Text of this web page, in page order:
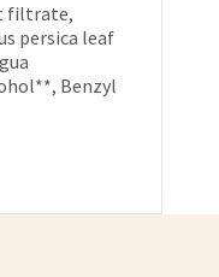
filtrate,
persica leaf
Benzyl